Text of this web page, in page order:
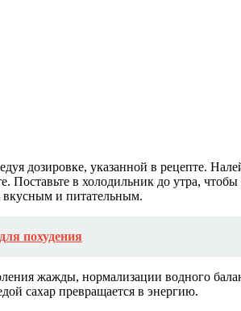
дозировке, указанной в рецепте.
в холодильник до утра,
вкусным и питательным.
похудения
жажды, нормализации водного
сахар превращается в энергию.